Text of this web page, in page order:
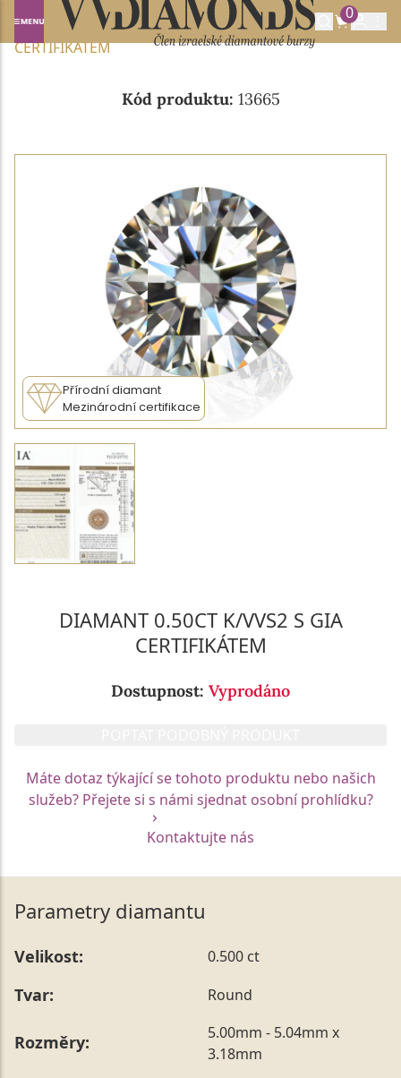
0
Domů NABÍDKA DIAMANTŮ
0.50CT K/VVS2 S GIA
CERTIFIKÁTEM
Kód produktu: 13665
Přírodní diamant
Mezinárodní certifikace
DIAMANT 0.50CT K/VVS2 S GIA
CERTIFIKÁTEM
Dostupnost: Vyprodáno
Máte dotaz týkající se tohoto produktu nebo našich
služeb? Přejete si s námi sjednat osobní prohlídku?
Kontaktujte nás
Parametry diamantu
Velikost: 0.500 ct
Tvar: Round
Rozměry:
5.00mm - 5.04mm x
3.18mm